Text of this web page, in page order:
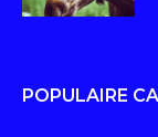
POPULAIRE